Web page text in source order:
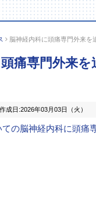
脳神経内科に頭痛専門外来を
痛専門外来を
成日:2026年03月03日（火）
の脳神経内科に頭痛